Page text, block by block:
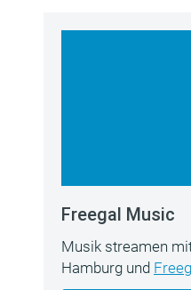
Freegal Music
Musik streamen
Hamburg und